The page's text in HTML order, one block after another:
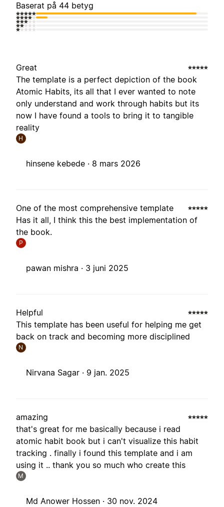
Baserat på 44 betyg
Great
The template is a perfect depiction of the book
Atomic Habits, its all that I ever wanted to note
only understand and work through habits but its
now I have found a tools to bring it to tangible
reality
H
hinsene kebede · 8 mars 2026
One of the most comprehensive template
Has it all, I think this the best implementation of
the book.
P
pawan mishra · 3 juni 2025
Helpful
This template has been useful for helping me get
back on track and becoming more disciplined
N
Nirvana Sagar · 9 jan. 2025
amazing
that's great for me basically because i read
atomic habit book but i can't visualize this habit
tracking . finally i found this template and i am
using it .. thank you so much who create this
M
Md Anower Hossen · 30 nov. 2024